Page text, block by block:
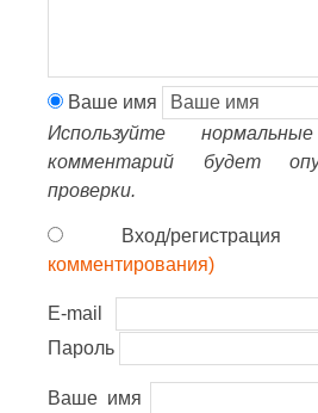
Ваше имя
Используйте
комментарий будет
проверки.
Вход/
комментирования)
E-mail
Пароль
Ваше имя